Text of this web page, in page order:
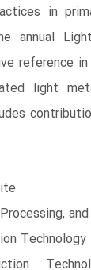
in
annual
reference
light
Technology